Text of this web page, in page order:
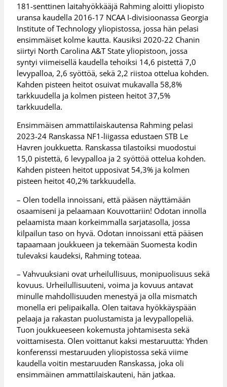
181-senttinen laitahyökkääjä Rahming aloitti yliopisto
uransa kaudella 2016-17 NCAA I-divisioonassa Georgia
Institute of Technology yliopistossa, jossa hän pelasi
ensimmäiset kolme kautta. Kausiksi 2020-22 Chanin
siirtyi North Carolina A&T State yliopistoon, jossa
syntyi viimeisellä kaudella tehoiksi 14,6 pistettä 7,0
levypalloa, 2,6 syöttöä, sekä 2,2 riistoa ottelua kohden.
Kahden pisteen heitot osuivat mukavalla 58,8%
tarkkuudella ja kolmen pisteen heitot 37,5%
tarkkuudella.
Ensimmäisen ammattilaiskautensa Rahming pelasi
2023-24 Ranskassa NF1-liigassa edustaen STB Le
Havren joukkuetta. Ranskassa tilastoiksi muodostui
15,0 pistettä, 6 levypalloa ja 2 syöttöä ottelua kohden.
Kahden pisteen heitot upposivat 54,3% ja kolmen
pisteen heitot 40,2% tarkkuudella.
– Olen todella innoissani, että pääsen näyttämään
osaamiseni ja pelaamaan Kouvottariin! Odotan innolla
pelaamista maan korkeimmalla sarjatasolla, jossa
kilpailun taso on hyvä. Odotan innoissani että pääsen
tapaamaan joukkueen ja tekemään Suomesta kodin
tulevaksi kaudeksi, Rahming toteaa.
– Vahvuuksiani ovat urheilullisuus, monipuolisuus sekä
kovuus. Urheilullisuuteni, voima ja kovuus antavat
minulle mahdollisuuden menestyä ja olla mismatch
monella eri pelipaikalla. Olen taitava hyökkäyspään
pelaaja ja rakastan puolustamista ja levypallopeliä.
Tuon joukkueeseen kokemusta johtamisesta sekä
voittamisesta. Olen voittanut kaksi mestaruutta: Yhden
konferenssi mestaruuden yliopistossa sekä viime
kaudella voitin mestaruuden Ranskassa, joka oli
ensimmäinen ammattilaiskauteni, hän jatkaa.